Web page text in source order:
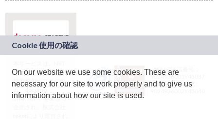
ドコモグループの新
規事業創出プログラ
ム「docomo
STARTUP」を通じて
JASRAC許諾番号：
9024936001Y45037
JASRAC許諾番号：
On our website we use some cookies. These are
necessary for our site to work properly and to give us
information about how our site is used.